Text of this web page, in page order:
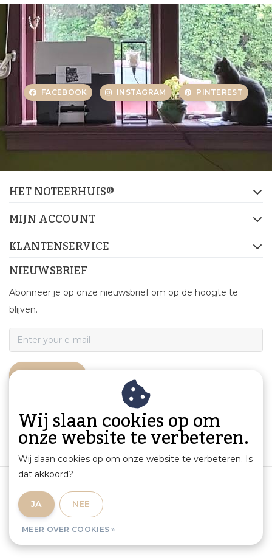
FACEBOOK INSTAGRAM PINTEREST
HET NOTEERHUIS®
MIJN ACCOUNT
KLANTENSERVICE
NIEUWSBRIEF
Abonneer je op onze nieuwsbrief om op de hoogte te
blijven.
Productinformatie en aansprakelijkheid
Sitemap
Wij slaan cookies op om
onze website te verbeteren.
Wij slaan cookies op om onze website te verbeteren. Is
dat akkoord?
JA NEE
MEER OVER COOKIES »